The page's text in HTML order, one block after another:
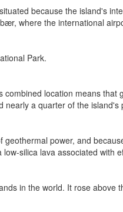
because the island's
where the international
Park.
location means that
a quarter of the
power, and
silica lava associated with
in the world. It rose above